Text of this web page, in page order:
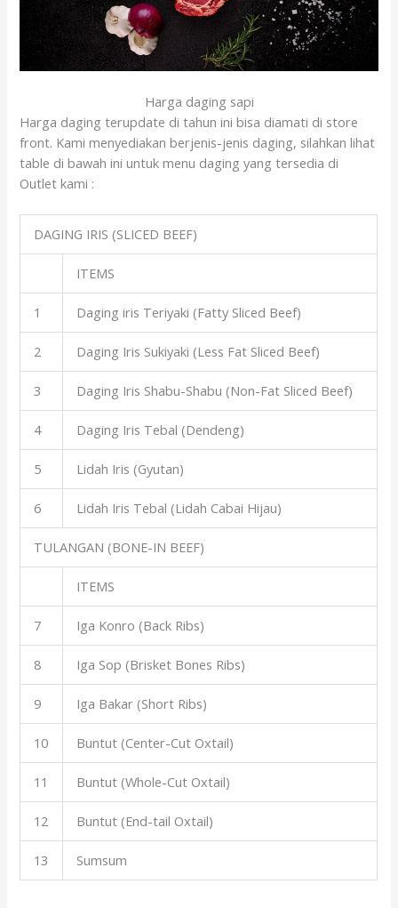
Harga daging sapi
Harga daging terupdate di tahun ini bisa diamati di store
front. Kami menyediakan berjenis-jenis daging, silahkan lihat
table di bawah ini untuk menu daging yang tersedia di
Outlet kami :
DAGING IRIS (SLICED BEEF)
ITEMS
1 Daging iris Teriyaki (Fatty Sliced Beef)
2 Daging Iris Sukiyaki (Less Fat Sliced Beef)
3 Daging Iris Shabu-Shabu (Non-Fat Sliced Beef)
4 Daging Iris Tebal (Dendeng)
5 Lidah Iris (Gyutan)
6 Lidah Iris Tebal (Lidah Cabai Hijau)
TULANGAN (BONE-IN BEEF)
ITEMS
7 Iga Konro (Back Ribs)
8 Iga Sop (Brisket Bones Ribs)
9 Iga Bakar (Short Ribs)
10 Buntut (Center-Cut Oxtail)
11 Buntut (Whole-Cut Oxtail)
12 Buntut (End-tail Oxtail)
13 Sumsum